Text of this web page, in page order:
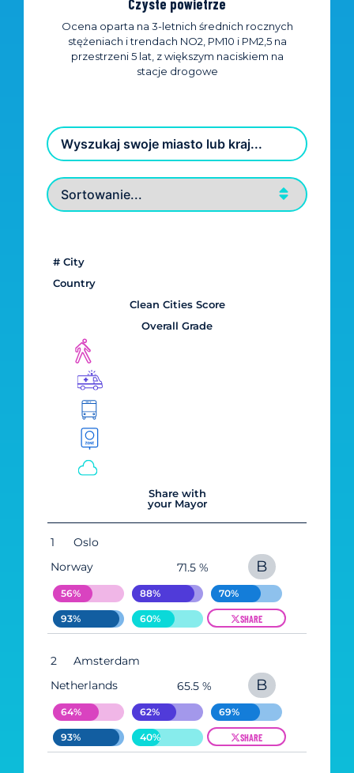
Czyste powietrze
Ocena oparta na 3-letnich średnich rocznych
stężeniach i trendach NO2, PM10 i PM2,5 na
przestrzeni 5 lat, z większym naciskiem na
stacje drogowe